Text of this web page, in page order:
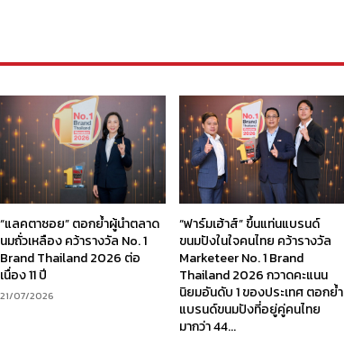
“แลคตาซอย” ตอกย้ำผู้นำตลาด
นมถั่วเหลือง คว้ารางวัล No. 1
Brand Thailand 2026 ต่อ
เนื่อง 11 ปี
21/07/2026
“ฟาร์มเฮ้าส์” ขึ้นแท่นแบรนด์
ขนมปังในใจคนไทย คว้ารางวัล
Marketeer No. 1 Brand
Thailand 2026 กวาดคะแนน
นิยมอันดับ 1 ของประเทศ ตอกย้ำ
แบรนด์ขนมปังที่อยู่คู่คนไทย
มากว่า 44...